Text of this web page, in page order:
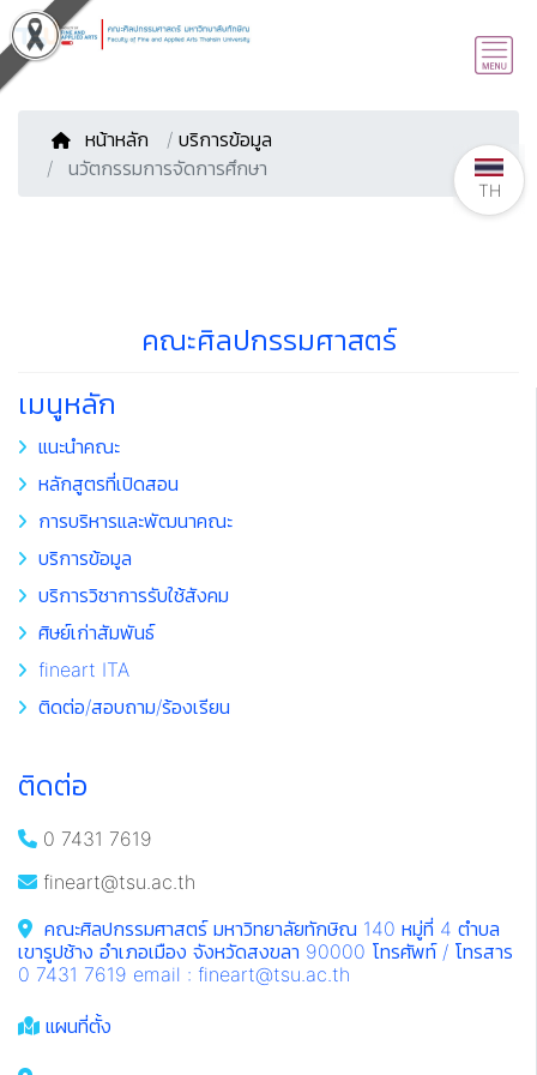
หน้าหลัก / บริการข้อมูล
นวัตกรรมการจัดการศึกษา
คณะศิลปกรรมศาสตร์
เมนูหลัก
แนะนำคณะ
หลักสูตรที่เปิดสอน
การบริหารและพัฒนาคณะ
บริการข้อมูล
บริการวิชาการรับใช้สังคม
ศิษย์เก่าสัมพันธ์
fineart ITA
ติดต่อ/สอบถาม/ร้องเรียน
ติดต่อ
0 7431 7619
fineart@tsu.ac.th
คณะศิลปกรรมศาสตร์ มหาวิทยาลัยทักษิณ 140 หมู่ที่ 4 ตำบล
เขารูปช้าง อำเภอเมือง จังหวัดสงขลา 90000 โทรศัพท์ / โทรสาร
0 7431 7619 email : fineart@tsu.ac.th
แผนที่ตั้ง
TH